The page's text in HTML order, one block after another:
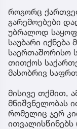
როგორც
გარემოებები
უბრალოდ
საუბარი
საერთაშორისო
თითქოს
მასობრივ
მისივე თქმით,
მნიშვნელობას
რომელიც ჯერ